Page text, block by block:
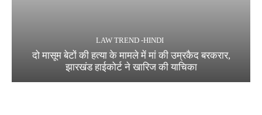
LAW TREND -HINDI
दो मासूम बेटों की हत्या के मामले में मां की उम्रकैद बरकरार,
झारखंड हाईकोर्ट ने खारिज की याचिका